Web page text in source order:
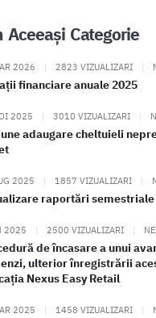
Aceeași Categorie
2026 | 2823 VIZUALIZARI |
financiare anuale 2025
2025 | 3010 VIZUALIZARI |
adaugare cheltuieli
2025 | 1857 VIZUALIZARI |
raportări semestriale
2025 | 2500 VIZUALIZARI |
de încasare a unui
ulterior înregistrării
Nexus Easy Retail
2025 | 1458 VIZUALIZARI |